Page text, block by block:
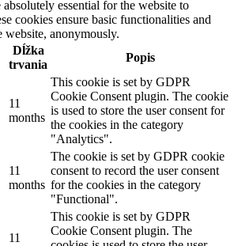
absolutely essential for the website to
cookies ensure basic functionalities and
website, anonymously.
Dĺžka
trvania
Popis
11
months
This cookie is set by GDPR
Cookie Consent plugin. The cookie
is used to store the user consent for
the cookies in the category
"Analytics".
11
months
The cookie is set by GDPR cookie
consent to record the user consent
for the cookies in the category
"Functional".
11
This cookie is set by GDPR
Cookie Consent plugin. The